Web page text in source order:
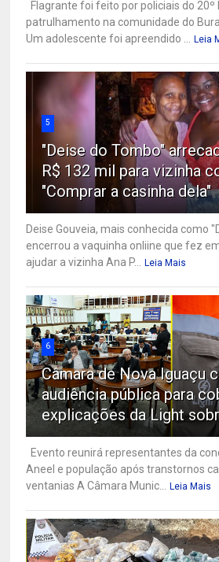
Flagrante foi feito por policiais do 20º
patrulhamento na comunidade do
Um adolescente foi apreendido ...
Leia
5
"Deise do Tombo"
R$ 132 mil para vizinha
"Comprar a casinha dela"
Deise Gouveia, mais conhecida como
encerrou a vaquinha onliine que fez
ajudar a vizinha Ana P...
Leia Mais
6
Câmara de Nova Iguaçu
audiência pública para
explicações da Light
Evento reunirá representantes da
Aneel e população após transtornos
ventanias A Câmara Munic...
Leia Mais